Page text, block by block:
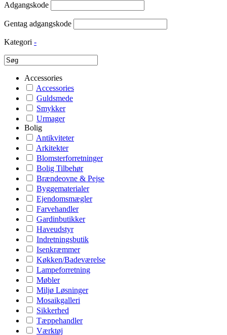
Adgangskode
Gentag adgangskode
Kategori -
Accessories
Accessories
Guldsmede
Smykker
Urmager
Bolig
Antikviteter
Arkitekter
Blomsterforretninger
Bolig Tilbehør
Brændeovne & Pejse
Byggematerialer
Ejendomsmægler
Farvehandler
Gardinbutikker
Haveudstyr
Indretningsbutik
Isenkræmmer
Køkken/Badeværelse
Lampeforretning
Møbler
Miljø Løsninger
Mosaikgalleri
Sikkerhed
Tæppehandler
Værktøj